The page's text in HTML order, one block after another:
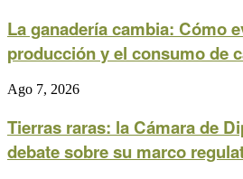
La ganadería cambia: Cómo
producción y el consumo de
Ago 7, 2026
Tierras raras: la Cámara de
debate sobre su marco